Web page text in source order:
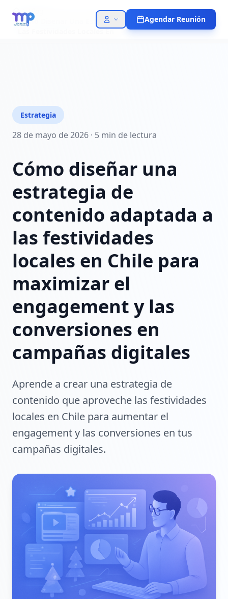
Blog
Como Disenar Una Estrategia De Contenido Adaptada A
Las Festividades Locales En
Agendar Reunión
Estrategia
28 de mayo de 2026 · 5 min de lectura
Cómo diseñar una
estrategia de
contenido adaptada a
las festividades
locales en Chile para
maximizar el
engagement y las
conversiones en
campañas digitales
Aprende a crear una estrategia de
contenido que aproveche las festividades
locales en Chile para aumentar el
engagement y las conversiones en tus
campañas digitales.